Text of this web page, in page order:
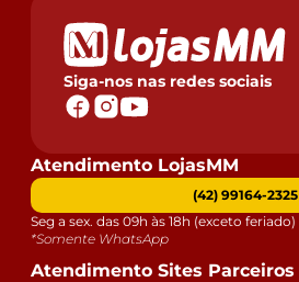
Siga-nos nas redes sociais
Atendimento LojasMM
(42) 99164-2325
Seg a sex. das 09h às 18h (exceto feriado)
*Somente WhatsApp
Atendimento Sites Parceiros